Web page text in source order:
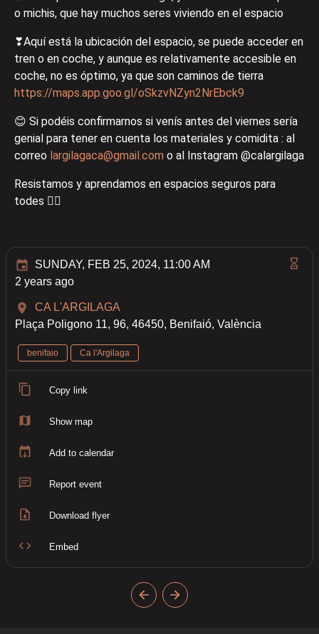
o michis, que hay muchos seres viviendo en el espacio
❣Aquí está la ubicación del espacio, se puede acceder en
tren o en coche, y aunque es relativamente accesible en
coche, no es óptimo, ya que son caminos de tierra
https://maps.app.goo.gl/oSkzvNZyn2NrEbck9
😊 Si podéis confirmarnos si venís antes del viernes sería
genial para tener en cuenta los materiales y comidita : al
correo largilagaca@gmail.com o al Instagram @calargilaga
Resistamos y aprendamos en espacios seguros para
todes ❤️‍🔥
SUNDAY, FEB 25, 2024, 11:00 AM
2 years ago
CA L'ARGILAGA
Plaça Poligono 11, 96, 46450, Benifaió, València
benifaio Ca l'Argilaga
Copy link
Show map
Add to calendar
Report event
Download flyer
Embed